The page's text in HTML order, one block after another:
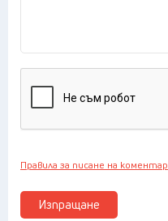
Изпращане
Правила за писане на коментар